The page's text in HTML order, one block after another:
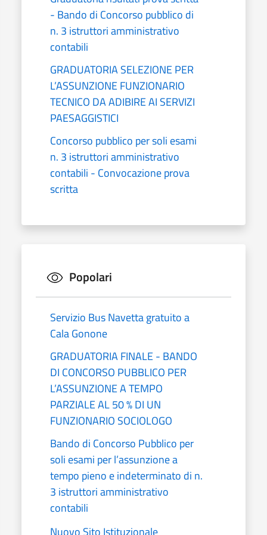
- Bando di Concorso pubblico di
n. 3 istruttori amministrativo
contabili
GRADUATORIA SELEZIONE PER
L’ASSUNZIONE FUNZIONARIO
TECNICO DA ADIBIRE AI SERVIZI
PAESAGGISTICI
Concorso pubblico per soli esami
n. 3 istruttori amministrativo
contabili - Convocazione prova
scritta
Popolari
Servizio Bus Navetta gratuito a
Cala Gonone
GRADUATORIA FINALE - BANDO
DI CONCORSO PUBBLICO PER
L’ASSUNZIONE A TEMPO
PARZIALE AL 50 % DI UN
FUNZIONARIO SOCIOLOGO
Bando di Concorso Pubblico per
soli esami per l’assunzione a
tempo pieno e indeterminato di n.
3 istruttori amministrativo
contabili
Nuovo Sito Istituzionale